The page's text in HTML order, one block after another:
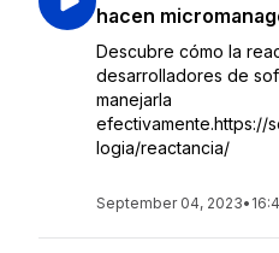
hacen
Descubre cómo la
desarrolladores de
manejarla
efectivamente.https://
logia/reactancia/
September 04, 2023•